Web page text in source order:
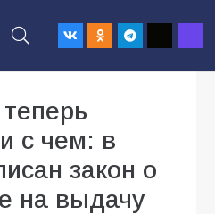
с чем: в
закон о
на выдачу